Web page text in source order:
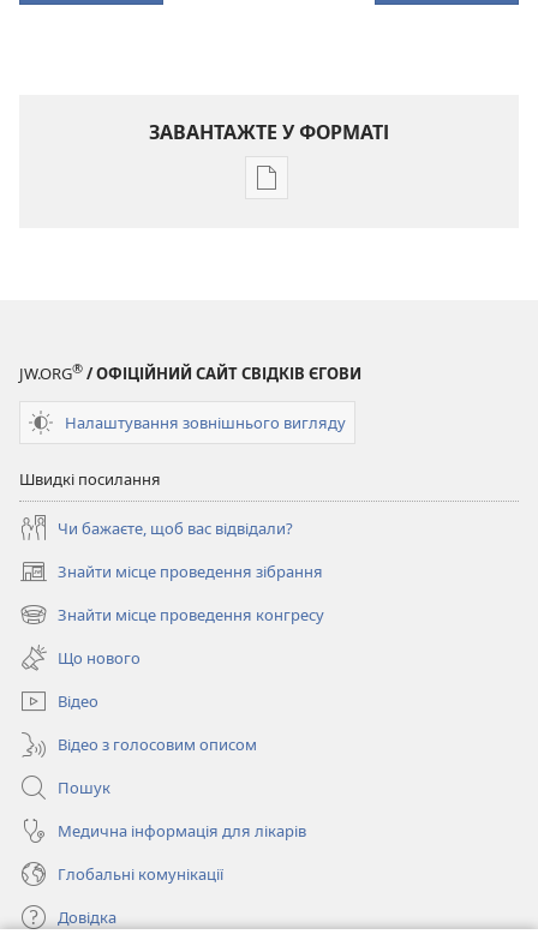
ЗАВАНТАЖТЕ У ФОРМАТІ
Параметри
JW.ORG® / ОФІЦІЙНИЙ САЙТ СВІДКІВ ЄГОВИ
Налаштування зовнішнього вигляду
Швидкі посилання
Чи бажаєте, щоб вас відвідали?
Знайти місце проведення зібрання
(відкривається
у
новому
вікні)
Знайти місце проведення конгресу
(відкривається
новому
вікні)
Що нового
Відео
Відео з голосовим описом
Пошук
Медична інформація для лікарів
Глобальні комунікації
Довідка